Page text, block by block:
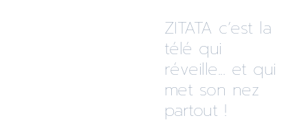
ZITATA c’est la
télé qui
réveille... et qui
met son nez
partout !